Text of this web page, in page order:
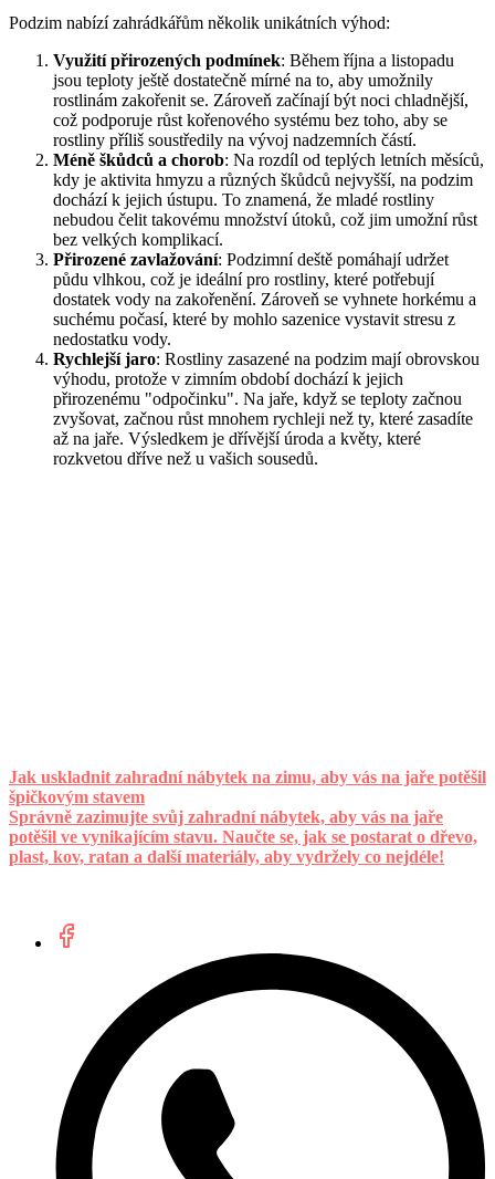
Podzim nabízí zahrádkářům několik unikátních výhod:
Využití přirozených podmínek: Během října a listopadu
jsou teploty ještě dostatečně mírné na to, aby umožnily
rostlinám zakořenit se. Zároveň začínají být noci chladnější,
což podporuje růst kořenového systému bez toho, aby se
rostliny příliš soustředily na vývoj nadzemních částí.
Méně škůdců a chorob: Na rozdíl od teplých letních měsíců,
kdy je aktivita hmyzu a různých škůdců nejvyšší, na podzim
dochází k jejich ústupu. To znamená, že mladé rostliny
nebudou čelit takovému množství útoků, což jim umožní růst
bez velkých komplikací.
Přirozené zavlažování: Podzimní deště pomáhají udržet
půdu vlhkou, což je ideální pro rostliny, které potřebují
dostatek vody na zakořenění. Zároveň se vyhnete horkému a
suchému počasí, které by mohlo sazenice vystavit stresu z
nedostatku vody.
Rychlejší jaro: Rostliny zasazené na podzim mají obrovskou
výhodu, protože v zimním období dochází k jejich
přirozenému "odpočinku". Na jaře, když se teploty začnou
zvyšovat, začnou růst mnohem rychleji než ty, které zasadíte
až na jaře. Výsledkem je dřívější úroda a květy, které
rozkvetou dříve než u vašich sousedů.
Jak uskladnit zahradní nábytek na zimu, aby vás na jaře potěšil
špičkovým stavem
Správně zazimujte svůj zahradní nábytek, aby vás na jaře
potěšil ve vynikajícím stavu. Naučte se, jak se postarat o dřevo,
plast, kov, ratan a další materiály, aby vydržely co nejdéle!